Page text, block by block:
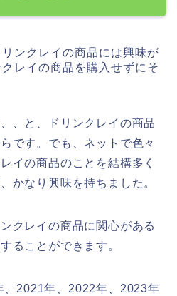
ンクレイの商品には興味が
レイの商品を購入せずにそ
、と、ドリンクレイの商品
です。でも、ネットで色々
イの商品のことを結構多く
かなり興味を持ちました。
クレイの商品に関心がある
ることができます。
、2021年、2022年、2023年